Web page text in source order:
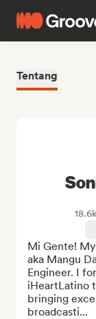
Tentang
18.6k
Mi Gente!
aka Mangu
Engineer. I
iHeartLatino
bringing
broadcasti...